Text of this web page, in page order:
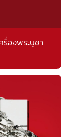
รื่องพระบูชา